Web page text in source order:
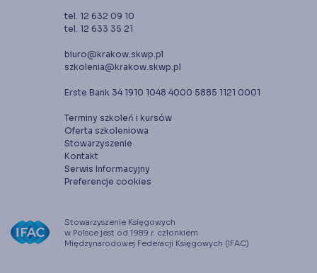
tel. 12 632 09 10
tel. 12 633 35 21
biuro@krakow.skwp.pl
szkolenia@krakow.skwp.pl
Erste Bank 34 1910 1048 4000 5885 1121 0001
Terminy szkoleń i kursów
Oferta szkoleniowa
Stowarzyszenie
Kontakt
Serwis Informacyjny
Preferencje cookies
Stowarzyszenie Księgowych
w Polsce jest od 1989 r. członkiem
Międzynarodowej Federacji Księgowych (IFAC)